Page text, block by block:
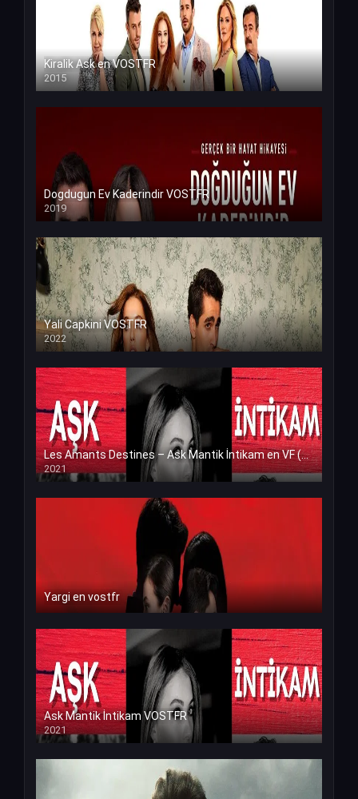
Kiralik Ask en VOSTFR
2015
Dogdugun Ev Kaderindir VOSTFR
2019
Yali Capkini VOSTFR
2022
Les Amants Destines – Ask Mantik İntikam en VF (Voix Francaise)
2021
Yargi en vostfr
Ask Mantik İntikam VOSTFR
2021